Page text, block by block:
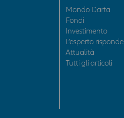
Mondo Darta
Fondi
Investimento
L’esperto risponde
Attualità
Tutti gli articoli